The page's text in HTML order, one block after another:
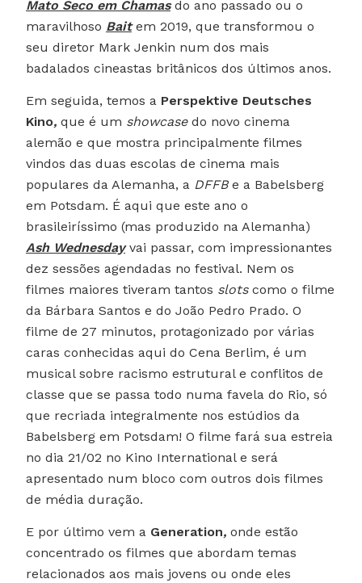
Mato Seco em Chamasdo ano passado ou o
maravilhoso Baitem 2019, que transformou o
seu diretor Mark Jenkin num dos mais
badalados cineastas britânicos dos últimos anos.
Em seguida, temos a Perspektive Deutsches
Kino, que é um showcasedo novo cinema
alemão e que mostra principalmente filmes
vindos das duas escolas de cinema mais
populares da Alemanha, a DFFBe a Babelsberg
em Potsdam. É aqui que este ano o
brasileiríssimo (mas produzido na Alemanha)
Ash Wednesdayvai passar, com impressionantes
dez sessões agendadas no festival. Nem os
filmes maiores tiveram tantos slotscomo o filme
da Bárbara Santos e do João Pedro Prado. O
filme de 27 minutos, protagonizado por várias
caras conhecidas aqui do Cena Berlim, é um
musical sobre racismo estrutural e conflitos de
classe que se passa todo numa favela do Rio, só
que recriada integralmente nos estúdios da
Babelsberg em Potsdam! O filme fará sua estreia
no dia 21/02 no Kino International e será
apresentado num bloco com outros dois filmes
de média duração.
E por último vem a Generation, onde estão
concentrado os filmes que abordam temas
relacionados aos mais jovens ou onde eles